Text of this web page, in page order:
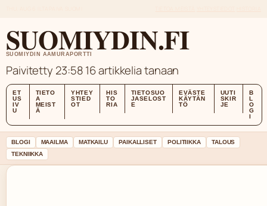
SUOMIYDIN.FI
SUOMIYDIN AAMURAPORTTI
Paivitetty 23:5816 artikkelia tanaan
ET
US
IV
U
TIETO
A
MEIST
Ä
YHTEY
STIED
OT
HIS
TO
RIA
TIETOSUO
JASELOST
E
EVÄSTE
KÄYTÄN
TÖ
UUTI
SKIR
JE
B
L
O
G
I
BLOGI MAAILMA MATKAILU PAIKALLISET POLITIIKKA
TALOUS
TEKNIIKKA